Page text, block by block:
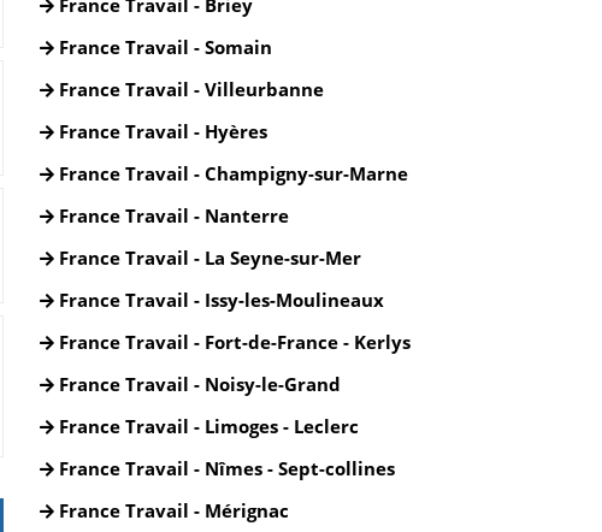
France Travail - Somain
France Travail - Villeurbanne
France Travail - Hyères
France Travail - Champigny-sur-Marne
France Travail - Nanterre
France Travail - La Seyne-sur-Mer
France Travail - Issy-les-Moulineaux
France Travail - Fort-de-France - Kerlys
France Travail - Noisy-le-Grand
France Travail - Limoges - Leclerc
France Travail - Nîmes - Sept-collines
France Travail - Mérignac